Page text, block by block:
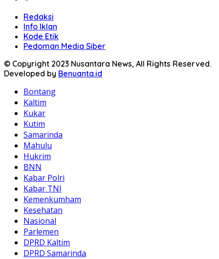
Redaksi
Info Iklan
Kode Etik
Pedoman Media Siber
© Copyright 2023 Nusantara News, All Rights Reserved.
Developed by Benuanta.id
Bontang
Kaltim
Kukar
Kutim
Samarinda
Mahulu
Hukrim
BNN
Kabar Polri
Kabar TNI
Kemenkumham
Kesehatan
Nasional
Parlemen
DPRD Kaltim
DPRD Samarinda